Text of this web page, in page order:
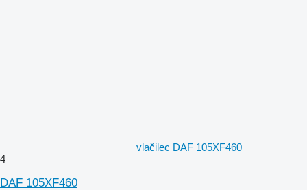
vlačilec DAF 105XF460
4
DAF 105XF460